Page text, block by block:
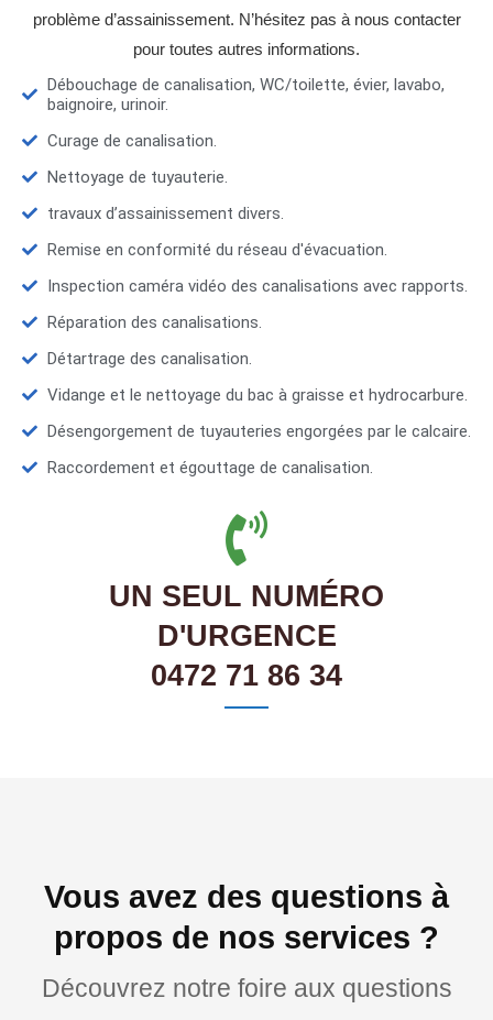
problème d’assainissement. N’hésitez pas à nous contacter
pour toutes autres informations.
Débouchage de canalisation, WC/toilette, évier, lavabo,
baignoire, urinoir.
Curage de canalisation.
Nettoyage de tuyauterie.
travaux d’assainissement divers.
Remise en conformité du réseau d'évacuation.
Inspection caméra vidéo des canalisations avec rapports.
Réparation des canalisations.
Détartrage des canalisation.
Vidange et le nettoyage du bac à graisse et hydrocarbure.
Désengorgement de tuyauteries engorgées par le calcaire.
Raccordement et égouttage de canalisation.
UN SEUL NUMÉRO
D'URGENCE
0472 71 86 34
Vous avez des questions à
propos de nos services ?
Découvrez notre foire aux questions